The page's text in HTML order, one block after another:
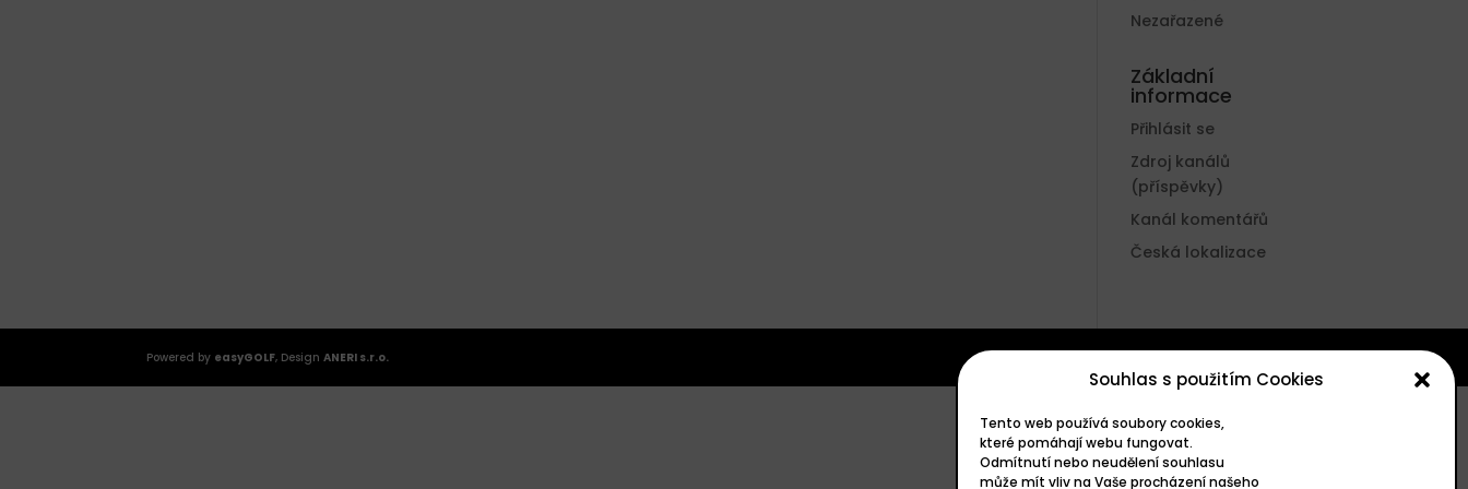
Souhlas s použitím Cookies
Tento web používá soubory cookies,
které pomáhají webu fungovat.
Odmítnutí nebo neudělení souhlasu
může mít vliv na Vaše procházení našeho
Nezařazené
Základní
informace
Přihlásit se
Zdroj kanálů
(příspěvky)
Kanál komentářů
Česká lokalizace
Powered by easyGOLF, DesignANERI s.r.o.